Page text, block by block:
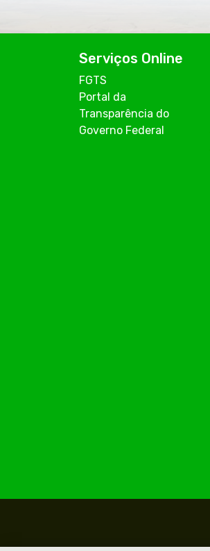
Serviços Online
FGTS
Portal da
Transparência do
Governo Federal